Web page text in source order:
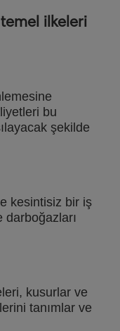
temel ilkeleri
bu
şekilde
kesintisiz bir iş
darboğazları
kusurlar ve
tanımlar ve